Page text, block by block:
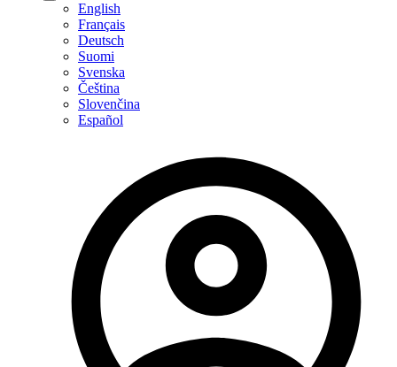
English
Français
Deutsch
Suomi
Svenska
Čeština
Slovenčina
Español